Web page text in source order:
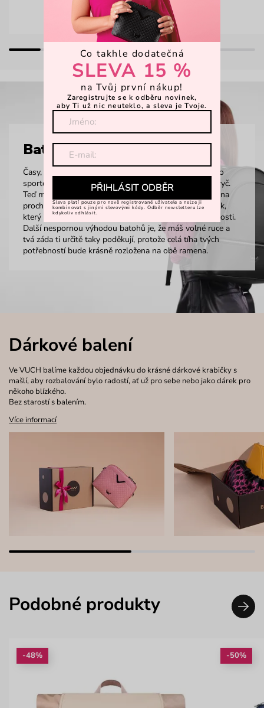
Batohy
Časy, kdy batohy znamenaly jen aktovky do školy nebo
sportovní kousky na vysokohorské túry, jsou dávno pryč.
Teď může být batoh i elegantním doplňkem do města na
procházku, do práce nebo do školy. Tak si vyber kousek,
který sedne tvým zádům a doladí tvůj outfit k dokonalosti.
Další nespornou výhodou batohů je, že máš volné ruce a
tvá záda ti určitě taky poděkují, protože celá tíha tvých
potřebností bude krásně rozložena na obě ramena.
Dárkové balení
Ve VUCH balíme každou objednávku do krásné dárkové krabičky s
mašlí, aby rozbalování bylo radostí, ať už pro sebe nebo jako dárek pro
někoho blízkého.
Bez starostí s balením.
Více informací
Podobné produkty
-48% -50%
Co takhle dodatečná
SLEVA 15 %
na Tvůj první nákup!
Zaregistrujte se k odběru novinek,
aby Ti už nic neuteklo, a sleva je Tvoje.
PŘIHLÁSIT ODBĚR
Sleva platí pouze pro nově registrované uživatele a nelze ji
kombinovat s jinými slevovými kódy. Odběr newsletteru lze
kdykoliv odhlásit.